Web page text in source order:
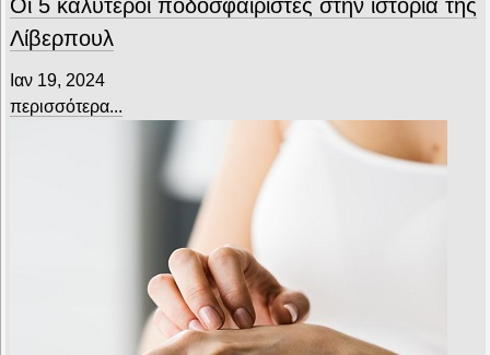
Οι 5 καλύτεροι ποδοσφαιριστές στην ιστορία της
Λίβερπουλ
Ιαν 19, 2024
περισσότερα...